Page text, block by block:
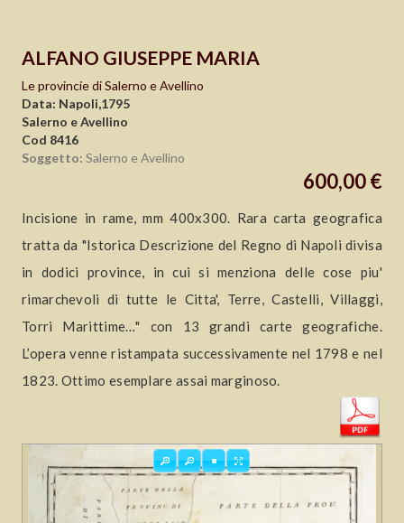
ALFANO GIUSEPPE MARIA
Le provincie di Salerno e Avellino
Data: Napoli,1795
Salerno e Avellino
Cod 8416
Soggetto: Salerno e Avellino
600,00 €
Incisione in rame, mm 400x300. Rara carta geografica
tratta da "Istorica Descrizione del Regno di Napoli divisa
in dodici province, in cui si menziona delle cose piu'
rimarchevoli di tutte le Citta', Terre, Castelli, Villaggi,
Torri Marittime…" con 13 grandi carte geografiche.
L’opera venne ristampata successivamente nel 1798 e nel
1823. Ottimo esemplare assai marginoso.